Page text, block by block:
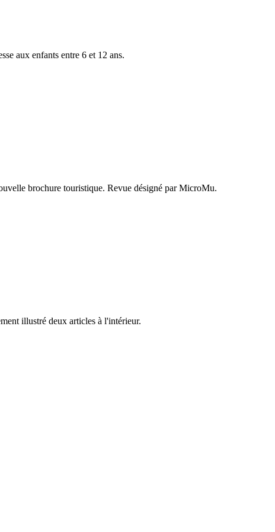
aux enfants entre 6 et 12 ans.
brochure touristique. Revue désigné par MicroMu.
illustré deux articles à l'intérieur.